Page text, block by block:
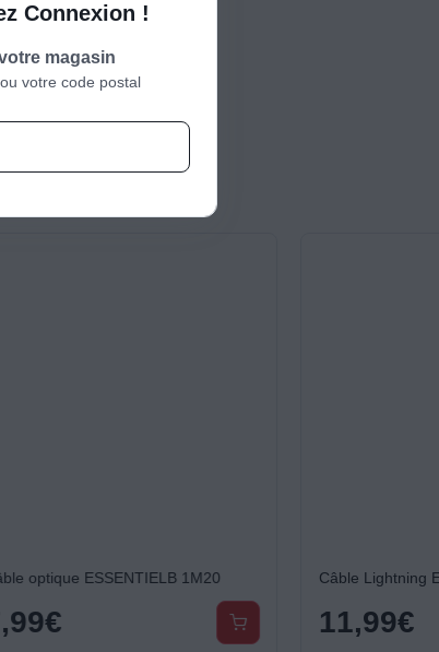
optique ESSENTIELB 1M20
€ 11,99€
Connexion !
magasin
votre code postal